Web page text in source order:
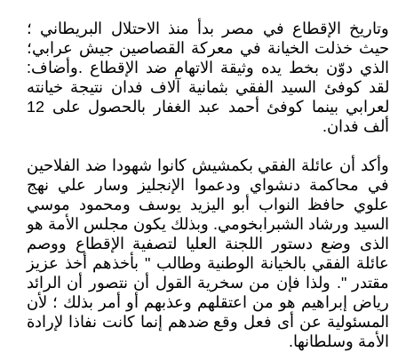
وتاريخ الإقطاع في مصر بدأ منذ الاحتلال البريطاني ؛
حيث خذلت الخيانة في معركة القصاصين جيش عرابي؛
الذي دوّن بخط يده وثيقة الاتهام ضد الإقطاع .وأضاف:
لقد كوفئ السيد الفقي بثمانية آلاف فدان نتيجة خيانته
لعرابي بينما كوفئ أحمد عبد الغفار بالحصول على 12
ألف فدان.
وأكد أن عائلة الفقي بكمشيش كانوا شهودا ضد الفلاحين
في محاكمة دنشواي ودعموا الإنجليز وسار علي نهج
علوي حافظ النواب أبو اليزيد يوسف ومحمود موسي
السيد ورشاد الشبرابخومي. وبذلك يكون مجلس الأمة هو
الذى وضع دستور اللجنة العليا لتصفية الإقطاع ووصم
عائلة الفقي بالخيانة الوطنية وطالب " بأخذهم أخذ عزيز
مقتدر ". ولذا فإن من سخرية القول أن نتصور أن الرائد
رياض إبراهيم هو من اعتقلهم وعذبهم أو أمر بذلك ؛ لأن
المسئولية عن أى فعل وقع ضدهم إنما كانت نفاذا لإرادة
الأمة وسلطانها.